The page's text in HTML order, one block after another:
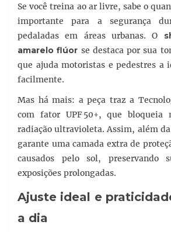
Se você treina ao ar livre, sabe o
importante para a segurança
pedaladas em áreas urbanas. O
amarelo flúor se destaca por sua
que ajuda motoristas e pedestres a
facilmente.
Mas há mais: a peça traz a
com fator UPF 50+, que
radiação ultravioleta. Assim, além
garante uma camada extra de
causados pelo sol, preservando
exposições prolongadas.
Ajuste ideal e
a dia